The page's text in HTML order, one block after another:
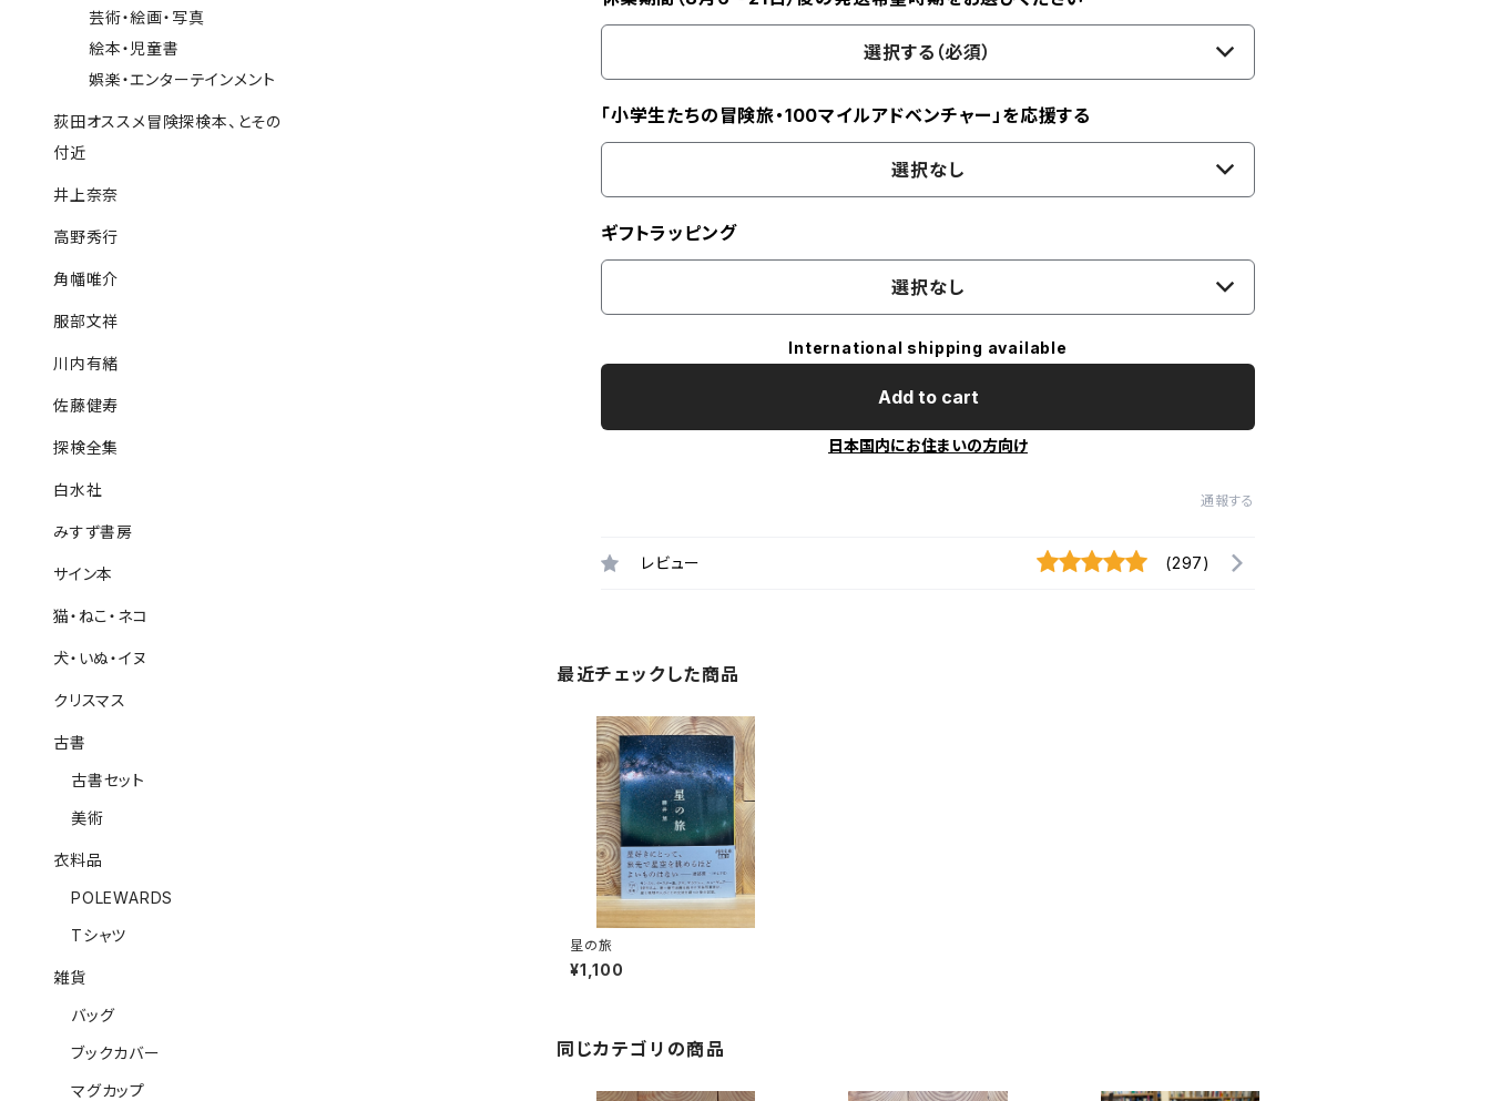
選択する（必須）
「小学生たちの冒険旅・100マイルアドベンチャー」を応援する
選択なし
ギフトラッピング
選択なし
International shipping available
Add to cart
日本国内にお住まいの方向け
通報する
レビュー (297)
最近チェックした商品
星の旅
¥1,100
同じカテゴリの商品
芸術・絵画・写真
絵本・児童書
娯楽・エンターテインメント
荻田オススメ冒険探検本、とその
付近
井上奈奈
高野秀行
角幡唯介
服部文祥
川内有緒
佐藤健寿
探検全集
白水社
みすず書房
サイン本
猫・ねこ・ネコ
犬・いぬ・イヌ
クリスマス
古書
古書セット
美術
衣料品
POLEWARDS
Tシャツ
雑貨
バッグ
ブックカバー
マグカップ